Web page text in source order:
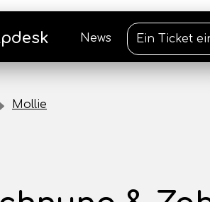
News Ein Ticket
Mollie